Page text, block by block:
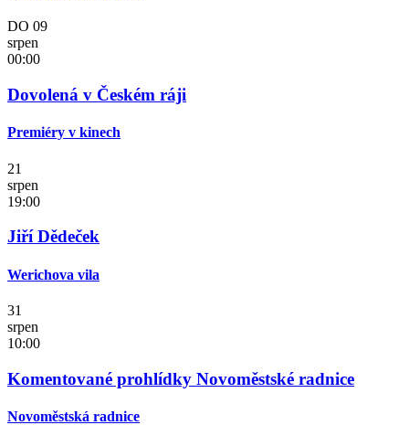
DO 09
srpen
00:00
Dovolená v Českém ráji
Premiéry v kinech
21
srpen
19:00
Jiří Dědeček
Werichova vila
31
srpen
10:00
Komentované prohlídky Novoměstské radnice
Novoměstská radnice